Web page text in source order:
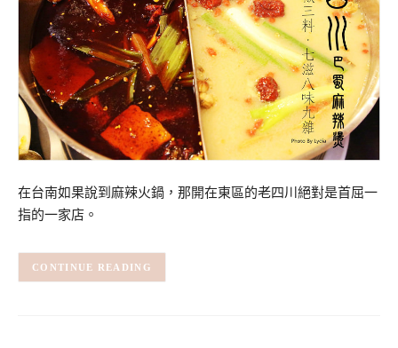
在台南如果說到麻辣火鍋，那開在東區的老四川絕對是首屈一
指的一家店。
CONTINUE READING